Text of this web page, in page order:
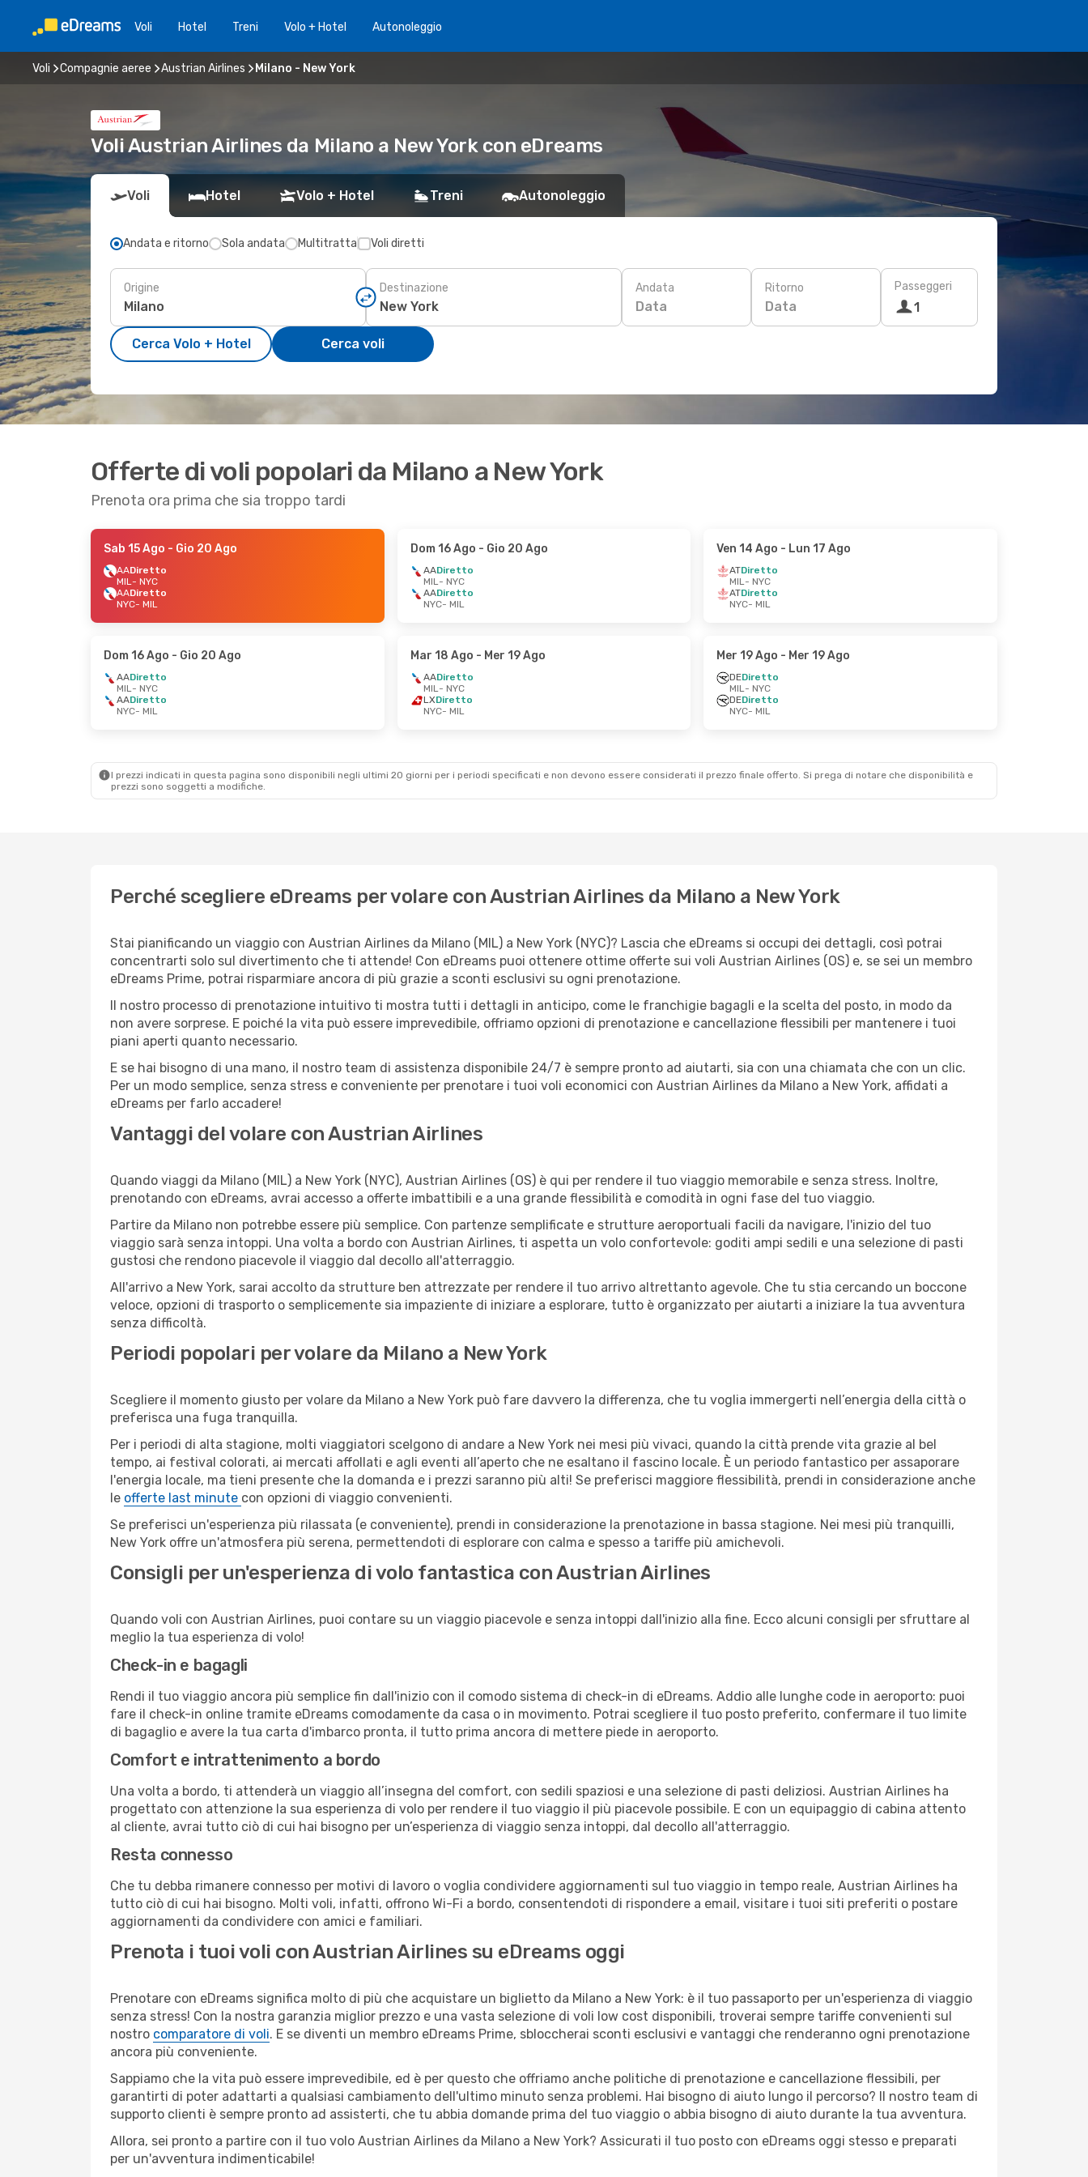
Voli Hotel Treni Volo + Hotel Autonoleggio
Voli Compagnie aeree Austrian Airlines Milano - New York
Voli Austrian Airlines da Milano a New York con eDreams
Voli Hotel Volo + Hotel Treni Autonoleggio
Andata e ritorno Sola andata Multitratta Voli diretti
Origine Destinazione Andata
Data
Ritorno
Data
Passeggeri
1
Cerca Volo + Hotel Cerca voli
Offerte di voli popolari da Milano a New York
Prenota ora prima che sia troppo tardi
Sab 15 Ago - Gio 20 Ago
AADiretto
MIL- NYC
AADiretto
NYC- MIL
Dom 16 Ago - Gio 20 Ago
AADiretto
MIL- NYC
AADiretto
NYC- MIL
Ven 14 Ago - Lun 17 Ago
ATDiretto
MIL- NYC
ATDiretto
NYC- MIL
Dom 16 Ago - Gio 20 Ago
AADiretto
MIL- NYC
AADiretto
NYC- MIL
Mar 18 Ago - Mer 19 Ago
AADiretto
MIL- NYC
LXDiretto
NYC- MIL
Mer 19 Ago - Mer 19 Ago
DEDiretto
MIL- NYC
DEDiretto
NYC- MIL
I prezzi indicati in questa pagina sono disponibili negli ultimi 20 giorni per i periodi specificati e non devono essere considerati il ​​prezzo finale offerto. Si prega di notare che disponibilità e
prezzi sono soggetti a modifiche.
Perché scegliere eDreams per volare con Austrian Airlines da Milano a New York
Stai pianificando un viaggio con Austrian Airlines da Milano (MIL) a New York (NYC)? Lascia che eDreams si occupi dei dettagli, così potrai
concentrarti solo sul divertimento che ti attende! Con eDreams puoi ottenere ottime offerte sui voli Austrian Airlines (OS) e, se sei un membro
eDreams Prime, potrai risparmiare ancora di più grazie a sconti esclusivi su ogni prenotazione.
Il nostro processo di prenotazione intuitivo ti mostra tutti i dettagli in anticipo, come le franchigie bagagli e la scelta del posto, in modo da
non avere sorprese. E poiché la vita può essere imprevedibile, offriamo opzioni di prenotazione e cancellazione flessibili per mantenere i tuoi
piani aperti quanto necessario.
E se hai bisogno di una mano, il nostro team di assistenza disponibile 24/7 è sempre pronto ad aiutarti, sia con una chiamata che con un clic.
Per un modo semplice, senza stress e conveniente per prenotare i tuoi voli economici con Austrian Airlines da Milano a New York, affidati a
eDreams per farlo accadere!
Vantaggi del volare con Austrian Airlines
Quando viaggi da Milano (MIL) a New York (NYC), Austrian Airlines (OS) è qui per rendere il tuo viaggio memorabile e senza stress. Inoltre,
prenotando con eDreams, avrai accesso a offerte imbattibili e a una grande flessibilità e comodità in ogni fase del tuo viaggio.
Partire da Milano non potrebbe essere più semplice. Con partenze semplificate e strutture aeroportuali facili da navigare, l'inizio del tuo
viaggio sarà senza intoppi. Una volta a bordo con Austrian Airlines, ti aspetta un volo confortevole: goditi ampi sedili e una selezione di pasti
gustosi che rendono piacevole il viaggio dal decollo all'atterraggio.
All'arrivo a New York, sarai accolto da strutture ben attrezzate per rendere il tuo arrivo altrettanto agevole. Che tu stia cercando un boccone
veloce, opzioni di trasporto o semplicemente sia impaziente di iniziare a esplorare, tutto è organizzato per aiutarti a iniziare la tua avventura
senza difficoltà.
Periodi popolari per volare da Milano a New York
Scegliere il momento giusto per volare da Milano a New York può fare davvero la differenza, che tu voglia immergerti nell’energia della città o
preferisca una fuga tranquilla.
Per i periodi di alta stagione, molti viaggiatori scelgono di andare a New York nei mesi più vivaci, quando la città prende vita grazie al bel
tempo, ai festival colorati, ai mercati affollati e agli eventi all’aperto che ne esaltano il fascino locale. È un periodo fantastico per assaporare
l'energia locale, ma tieni presente che la domanda e i prezzi saranno più alti! Se preferisci maggiore flessibilità, prendi in considerazione anche
le offerte last minute con opzioni di viaggio convenienti.
Se preferisci un'esperienza più rilassata (e conveniente), prendi in considerazione la prenotazione in bassa stagione. Nei mesi più tranquilli,
New York offre un'atmosfera più serena, permettendoti di esplorare con calma e spesso a tariffe più amichevoli.
Consigli per un'esperienza di volo fantastica con Austrian Airlines
Quando voli con Austrian Airlines, puoi contare su un viaggio piacevole e senza intoppi dall'inizio alla fine. Ecco alcuni consigli per sfruttare al
meglio la tua esperienza di volo!
Check-in e bagagli
Rendi il tuo viaggio ancora più semplice fin dall'inizio con il comodo sistema di check-in di eDreams. Addio alle lunghe code in aeroporto: puoi
fare il check-in online tramite eDreams comodamente da casa o in movimento. Potrai scegliere il tuo posto preferito, confermare il tuo limite
di bagaglio e avere la tua carta d'imbarco pronta, il tutto prima ancora di mettere piede in aeroporto.
Comfort e intrattenimento a bordo
Una volta a bordo, ti attenderà un viaggio all’insegna del comfort, con sedili spaziosi e una selezione di pasti deliziosi. Austrian Airlines ha
progettato con attenzione la sua esperienza di volo per rendere il tuo viaggio il più piacevole possibile. E con un equipaggio di cabina attento
al cliente, avrai tutto ciò di cui hai bisogno per un’esperienza di viaggio senza intoppi, dal decollo all'atterraggio.
Resta connesso
Che tu debba rimanere connesso per motivi di lavoro o voglia condividere aggiornamenti sul tuo viaggio in tempo reale, Austrian Airlines ha
tutto ciò di cui hai bisogno. Molti voli, infatti, offrono Wi-Fi a bordo, consentendoti di rispondere a email, visitare i tuoi siti preferiti o postare
aggiornamenti da condividere con amici e familiari.
Prenota i tuoi voli con Austrian Airlines su eDreams oggi
Prenotare con eDreams significa molto di più che acquistare un biglietto da Milano a New York: è il tuo passaporto per un'esperienza di viaggio
senza stress! Con la nostra garanzia miglior prezzo e una vasta selezione di voli low cost disponibili, troverai sempre tariffe convenienti sul
nostro comparatore di voli. E se diventi un membro eDreams Prime, sbloccherai sconti esclusivi e vantaggi che renderanno ogni prenotazione
ancora più conveniente.
Sappiamo che la vita può essere imprevedibile, ed è per questo che offriamo anche politiche di prenotazione e cancellazione flessibili, per
garantirti di poter adattarti a qualsiasi cambiamento dell'ultimo minuto senza problemi. Hai bisogno di aiuto lungo il percorso? Il nostro team di
supporto clienti è sempre pronto ad assisterti, che tu abbia domande prima del tuo viaggio o abbia bisogno di aiuto durante la tua avventura.
Allora, sei pronto a partire con il tuo volo Austrian Airlines da Milano a New York? Assicurati il tuo posto con eDreams oggi stesso e preparati
per un'avventura indimenticabile!